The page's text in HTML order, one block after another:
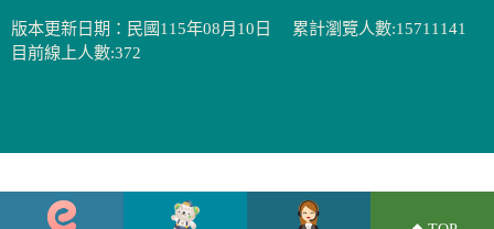
版本更新日期：民國115年08月10日
累計瀏覽人數:15711141
目前線上人數:372